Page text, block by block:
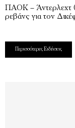
ΠΑΟΚ – Άντερλεχτ
ρεβάνς για τον
Περισσότερες Ειδήσεις